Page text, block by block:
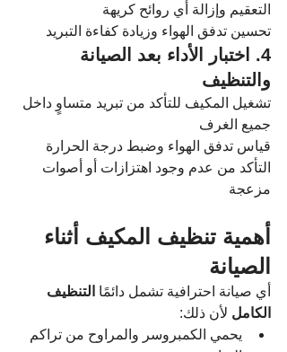
التعقيم وإزالة أي روائح كريهة
تحسين تدفق الهواء وزيادة كفاءة التبريد
4. اختبار الأداء بعد الصيانة
والتنظيف
تشغيل المكيف للتأكد من تبريد متساوٍ داخل
جميع الغرف
قياس تدفق الهواء وضبط درجة الحرارة
التأكد من عدم وجود اهتزازات أو أصوات
مزعجة
أهمية تنظيف المكيف أثناء
الصيانة
أي صيانة احترافية تشمل دائمًا التنظيف
الكامل لأن ذلك:
يحمي الكمبروسر والمراوح من تراكم